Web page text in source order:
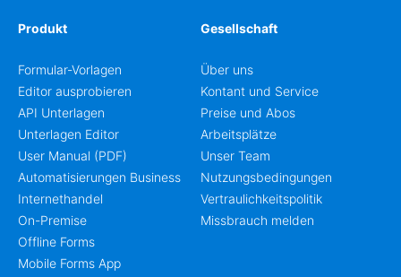
Produkt
Formular-Vorlagen
Editor ausprobieren
API Unterlagen
Unterlagen Editor
User Manual (PDF)
Automatisierungen Business
Internethandel
On-Premise
Offline Forms
Mobile Forms App
Gesellschaft
Über uns
Kontant und Service
Preise und Abos
Arbeitsplätze
Unser Team
Nutzungsbedingungen
Vertraulichkeitspolitik
Missbrauch melden